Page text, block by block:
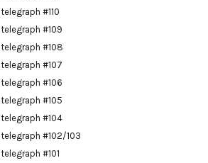
telegraph #110
telegraph #109
telegraph #108
telegraph #107
telegraph #106
telegraph #105
telegraph #104
telegraph #102/103
telegraph #101